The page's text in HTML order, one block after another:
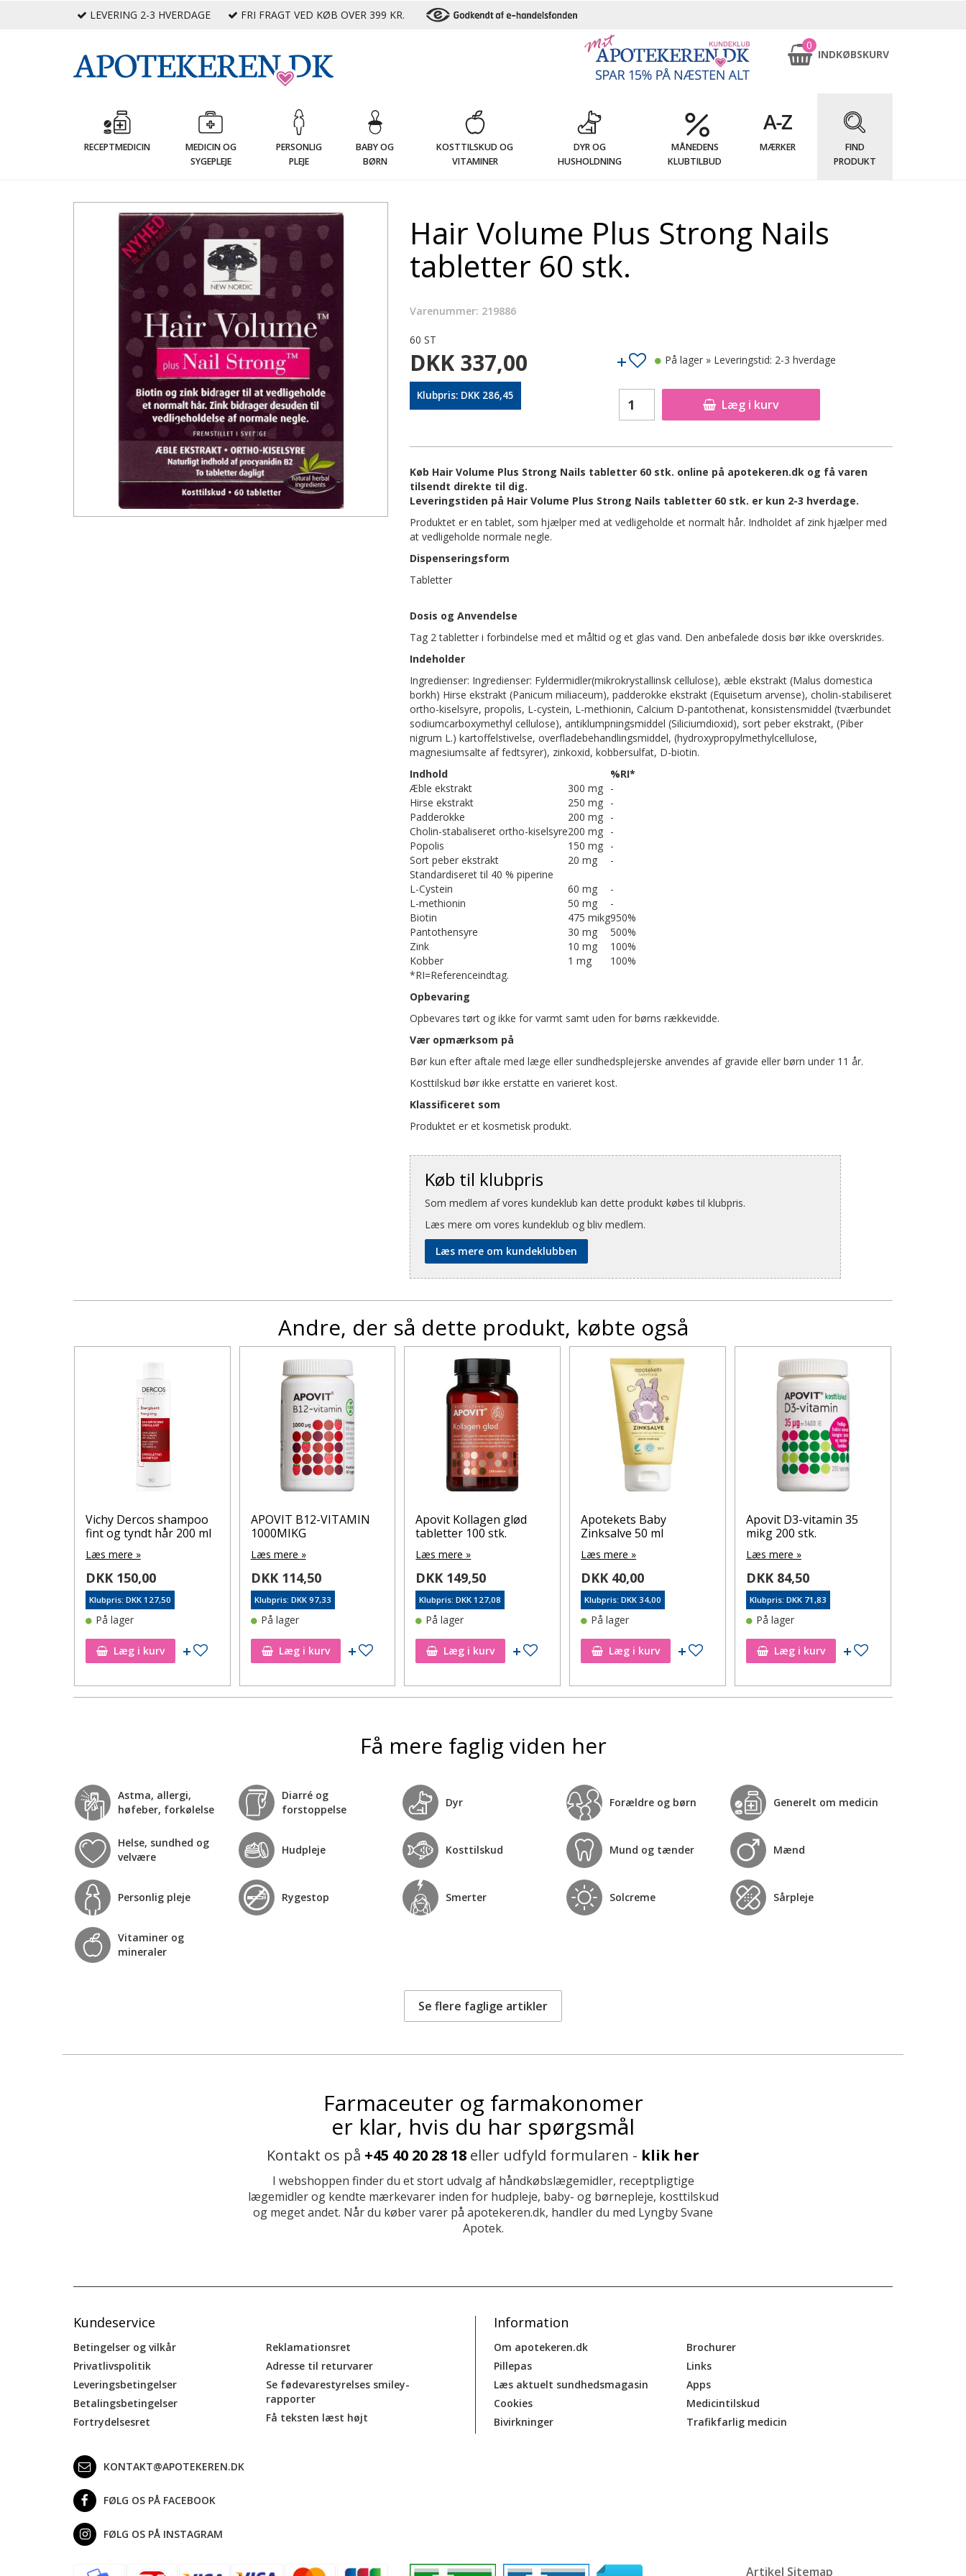
LEVERING 2-3 HVERDAGE FRI FRAGT VED KØB OVER 399 KR.
0
INDKØBSKURV
RECEPTMEDICIN
MEDICIN OG
SYGEPLEJE
PERSONLIG
PLEJE
BABY OG
BØRN
KOSTTILSKUD OG
VITAMINER
DYR OG
HUSHOLDNING
MÅNEDENS
KLUBTILBUD
MÆRKER
FIND
PRODUKT
Hair Volume Plus Strong Nails
tabletter 60 stk.
Varenummer: 219886
60 ST
DKK 337,00
Klubpris: DKK 286,45
Læg i kurv
På lager » Leveringstid: 2-3 hverdage
Køb Hair Volume Plus Strong Nails tabletter 60 stk. online på apotekeren.dk og få varen
tilsendt direkte til dig.
Leveringstiden på Hair Volume Plus Strong Nails tabletter 60 stk. er kun 2-3 hverdage.
Produktet er en tablet, som hjælper med at vedligeholde et normalt hår. Indholdet af zink hjælper med
at vedligeholde normale negle.
Dispenseringsform
Tabletter
Dosis og Anvendelse
Tag 2 tabletter i forbindelse med et måltid og et glas vand. Den anbefalede dosis bør ikke overskrides.
Indeholder
Ingredienser: Ingredienser: Fyldermidler(mikrokrystallinsk cellulose), æble ekstrakt (Malus domestica
borkh) Hirse ekstrakt (Panicum miliaceum), padderokke ekstrakt (Equisetum arvense), cholin-stabiliseret
ortho-kiselsyre, propolis, L-cystein, L-methionin, Calcium D-pantothenat, konsistensmiddel (tværbundet
sodiumcarboxymethyl cellulose), antiklumpningsmiddel (Siliciumdioxid), sort peber ekstrakt, (Piber
nigrum L.) kartoffelstivelse, overfladebehandlingsmiddel, (hydroxypropylmethylcellulose,
magnesiumsalte af fedtsyrer), zinkoxid, kobbersulfat, D-biotin.
Indhold
%RI*
Æble ekstrakt
300 mg -
Hirse ekstrakt
250 mg -
Padderokke
200 mg -
Cholin-stabaliseret ortho-kiselsyre200 mg -
Popolis
150 mg -
Sort peber ekstrakt
20 mg
-
Standardiseret til 40 % piperine
L-Cystein
60 mg
-
L-methionin
50 mg
-
Biotin
475 mikg950%
Pantothensyre
30 mg
500%
Zink
10 mg
100%
Kobber
1 mg
100%
*RI=Referenceindtag.
Opbevaring
Opbevares tørt og ikke for varmt samt uden for børns rækkevidde.
Vær opmærksom på
Bør kun efter aftale med læge eller sundhedsplejerske anvendes af gravide eller børn under 11 år.
Kosttilskud bør ikke erstatte en varieret kost.
Klassificeret som
Produktet er et kosmetisk produkt.
Køb til klubpris
Som medlem af vores kundeklub kan dette produkt købes til klubpris.
Læs mere om vores kundeklub og bliv medlem.
Læs mere om kundeklubben
Andre, der så dette produkt, købte også
Tilføj til ønskeseddel
Vichy Dercos shampoo
fint og tyndt hår 200 ml
Læs mere »
DKK 150,00
Klubpris: DKK 127,50
På lager
Læg i kurv Tilføj til ønskeseddel
APOVIT B12-VITAMIN
1000MIKG
Læs mere »
DKK 114,50
Klubpris: DKK 97,33
På lager
Læg i kurv Tilføj til ønskeseddel
Apovit Kollagen glød
tabletter 100 stk.
Læs mere »
DKK 149,50
Klubpris: DKK 127,08
På lager
Læg i kurv Tilføj til ønskeseddel
Apotekets Baby
Zinksalve 50 ml
Læs mere »
DKK 40,00
Klubpris: DKK 34,00
På lager
Læg i kurv Tilføj til ønskeseddel
Apovit D3-vitamin 35
mikg 200 stk.
Læs mere »
DKK 84,50
Klubpris: DKK 71,83
På lager
Læg i kurv Tilføj til ønskeseddel
Få mere faglig viden her
Astma, allergi,
høfeber, forkølelse
Diarré og
forstoppelse
Dyr Forældre og børn Generelt om medicin
Helse, sundhed og
velvære
Hudpleje Kosttilskud Mund og tænder Mænd
Personlig pleje Rygestop Smerter Solcreme Sårpleje
Vitaminer og
mineraler
Se flere faglige artikler
Farmaceuter og farmakonomer
er klar, hvis du har spørgsmål
Kontakt os på +45 40 20 28 18 eller udfyld formularen - klik her
I webshoppen finder du et stort udvalg af håndkøbslægemidler, receptpligtige
lægemidler og kendte mærkevarer inden for hudpleje, baby- og børnepleje, kosttilskud
og meget andet. Når du køber varer på apotekeren.dk, handler du med Lyngby Svane
Apotek.
Kundeservice
Betingelser og vilkår
Privatlivspolitik
Leveringsbetingelser
Betalingsbetingelser
Fortrydelsesret
Reklamationsret
Adresse til returvarer
Se fødevarestyrelses smiley-
rapporter
Få teksten læst højt
Information
Om apotekeren.dk
Pillepas
Læs aktuelt sundhedsmagasin
Cookies
Bivirkninger
Brochurer
Links
Apps
Medicintilskud
Trafikfarlig medicin
KONTAKT@APOTEKEREN.DK
FØLG OS PÅ FACEBOOK
FØLG OS PÅ INSTAGRAM
Artikel Sitemap